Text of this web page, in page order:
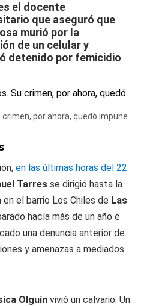
el docente
que aseguró que
murió por la
de un celular y
detenido por femicidio
por ahora, quedó impune.
en las últimas horas del 22
Tarres se dirigió hasta la
el barrio Los Chiles de Las
hacía más de un año e
una denuncia anterior de
y amenazas a mediados
Olguín vivió un calvario. Un